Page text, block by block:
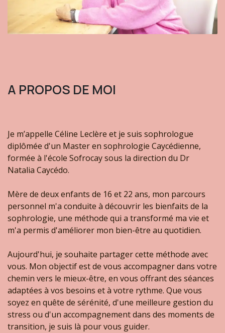
A PROPOS DE MOI
Je m’appelle Céline Leclère et je suis sophrologue
diplômée d'un Master en sophrologie Caycédienne,
formée à l'école Sofrocay sous la direction du Dr
Natalia Caycédo.
Mère de deux enfants de 16 et 22 ans, mon parcours
personnel m'a conduite à découvrir les bienfaits de la
sophrologie, une méthode qui a transformé ma vie et
m'a permis d'améliorer mon bien-être au quotidien.
Aujourd'hui, je souhaite partager cette méthode avec
vous. Mon objectif est de vous accompagner dans votre
chemin vers le mieux-être, en vous offrant des séances
adaptées à vos besoins et à votre rythme. Que vous
soyez en quête de sérénité, d'une meilleure gestion du
stress ou d'un accompagnement dans des moments de
transition, je suis là pour vous guider.